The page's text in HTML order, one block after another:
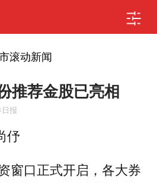
滚动新闻
推荐金股已亮相
报
伃
窗口正式开启，各大券